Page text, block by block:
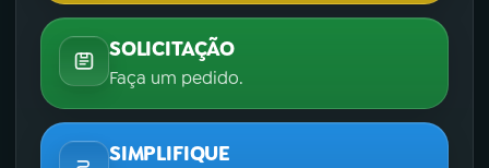
SOLICITAÇÃO
Faça um pedido.
SIMPLIFIQUE